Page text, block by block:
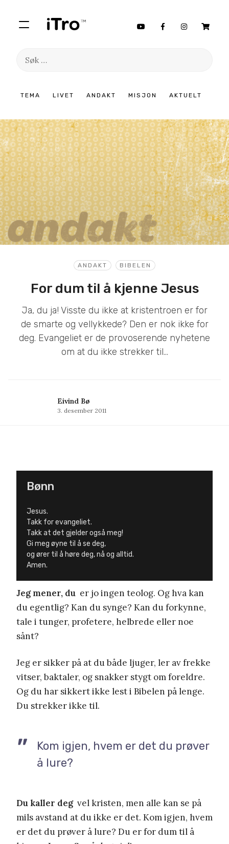
TEMA LIVET ANDAKT MISJON AKTUELT
Søk
innhold
ANDAKT BIBELEN
For dum til å kjenne Jesus
Ja, du ja! Visste du ikke at kristentroen er for
de smarte og vellykkede? Den er nok ikke for
deg. Evangeliet er de provoserende nyhetene
om at du ikke strekker til…
Eivind Bø
3. desember 2011
Bønn
Jesus.
Takk for evangeliet.
Takk at det gjelder også meg!
Gi meg øyne til å se deg,
og ører til å høre deg, nå og alltid.
Amen.
Jeg mener, du er jo ingen teolog. Og hva kan
du egentlig? Kan du synge? Kan du forkynne,
tale i tunger, profetere, helbrede eller noe
sånt?
Jeg er sikker på at du både ljuger, ler av frekke
vitser, baktaler, og snakker stygt om foreldre.
Og du har sikkert ikke lest i Bibelen på lenge.
Du strekker ikke til.
Kom igjen, hvem er det du prøver
å lure?
Du kaller degvel kristen, men alle kan se på
mils avstand at du ikke er det. Kom igjen, hvem
er det du prøver å lure? Du er for dum til å